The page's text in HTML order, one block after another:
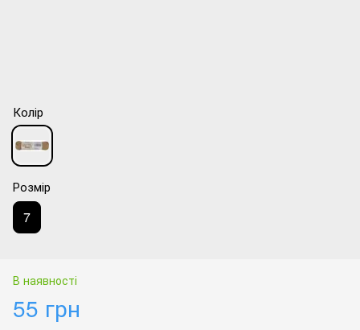
Колір
Розмір
7
В наявності
55 грн